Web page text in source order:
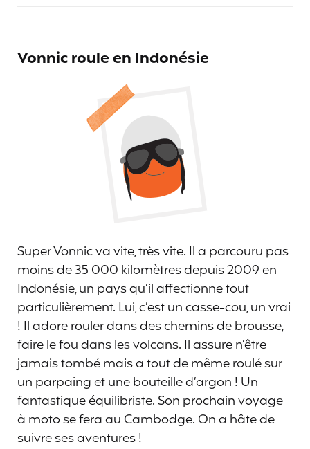
Vonnic roule en Indonésie
Super Vonnic va vite, très vite. Il a parcouru pas
moins de 35 000 kilomètres depuis 2009 en
Indonésie, un pays qu’il affectionne tout
particulièrement. Lui, c’est un casse-cou, un vrai
! Il adore rouler dans des chemins de brousse,
faire le fou dans les volcans. Il assure n’être
jamais tombé mais a tout de même roulé sur
un parpaing et une bouteille d’argon ! Un
fantastique équilibriste. Son prochain voyage
à moto se fera au Cambodge. On a hâte de
suivre ses aventures !